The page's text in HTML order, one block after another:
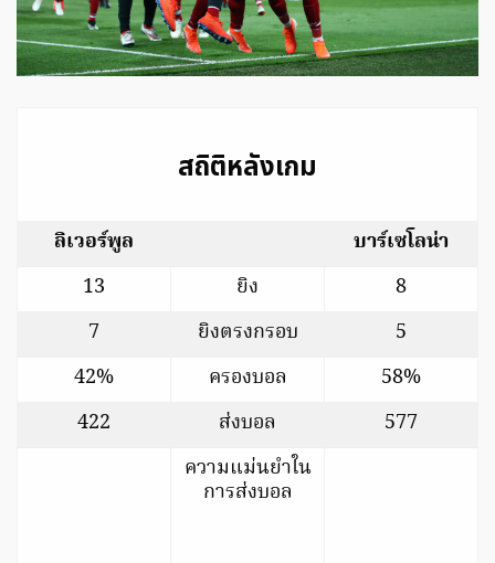
สถิติหลังเกม
ลิเวอร์พูล
บาร์เซโลน่า
13
ยิง
8
7
ยิงตรงกรอบ
5
42%
ครองบอล
58%
422
ส่งบอล
577
ความแม่นยำใน
การส่งบอล